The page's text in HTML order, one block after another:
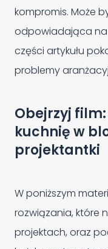
kompromis. Może
odpowiadająca na
części artykułu
problemy
Obejrzyj
kuchnię w
projektantki
W poniższym
rozwiązania, które
projektach, oraz